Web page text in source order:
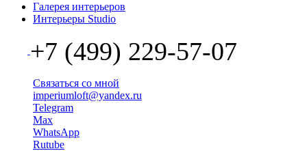
Галерея интерьеров
Интерьеры Studio
+7 (499) 229-57-07
Связаться со мной
imperiumloft@yandex.ru
Telegram
Max
WhatsApp
Rutube